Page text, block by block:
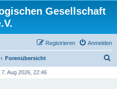
Gesellschaft
Anmelden
Registrieren
Forenübersicht
Aug 2026, 22:46